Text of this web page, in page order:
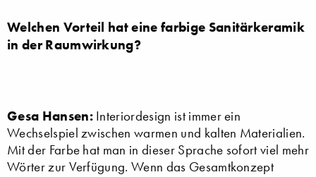
Welchen Vorteil hat eine farbige Sanitärkeramik
in der Raumwirkung?
Gesa Hansen:Interiordesign ist immer ein
Wechselspiel zwischen warmen und kalten Materialien.
Mit der Farbe hat man in dieser Sprache sofort viel mehr
Wörter zur Verfügung. Wenn das Gesamtkonzept